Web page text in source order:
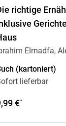
richtige
Elmadfa,
(kartoniert)
lieferbar
€*